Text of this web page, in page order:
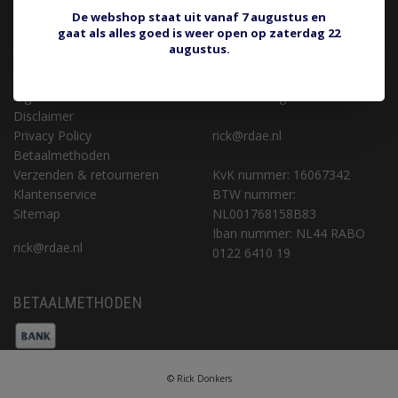
KLANTENSERVICE
Retourneren of aankoop
Algemene voorwaarden
Disclaimer
Privacy Policy
Betaalmethoden
Verzenden & retourneren
Klantenservice
Sitemap
rick@rdae.nl
CONTACT
Rick Donkers Auto Electrics
Binnenveld 9 (geen
rick@rdae.nl
KvK nummer: 16067342
BTW nummer:
NL001768158B83
Iban nummer: NL44 RABO
0122 6410 19
BETAALMETHODEN
© Rick Donkers
De webshop staat uit vanaf 7 augustus en
gaat als alles goed is weer open op zaterdag 22
augustus.